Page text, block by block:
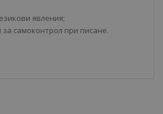
явления;
самоконтрол при писане.